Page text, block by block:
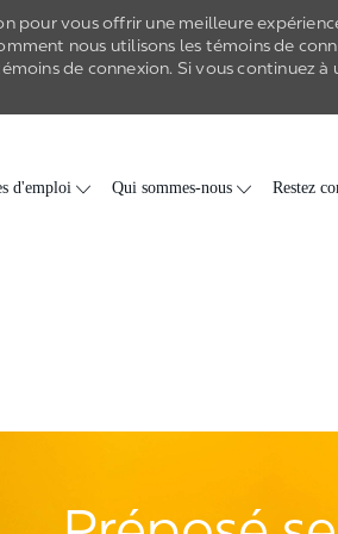
pour vous offrir une meilleure
nous utilisons les témoins de
de connexion. Si vous continuez
d'emploi Qui sommes-nous Restez